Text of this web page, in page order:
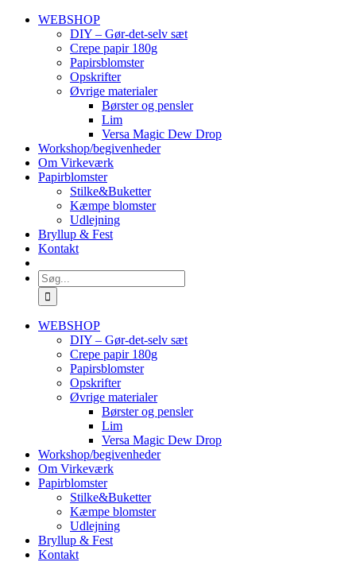
Skip
WEBSHOP
DIY – Gør-det-selv sæt
Crepe papir 180g
Papirsblomster
Opskrifter
Øvrige materialer
Børster og pensler
Lim
Versa Magic Dew Drop
Workshop/begivenheder
Om Virkeværk
Papirblomster
Stilke&Buketter
Kæmpe blomster
Udlejning
Bryllup & Fest
Kontakt
Søg
efter:
WEBSHOP
DIY – Gør-det-selv sæt
Crepe papir 180g
Papirsblomster
Opskrifter
Øvrige materialer
Børster og pensler
Lim
Versa Magic Dew Drop
Workshop/begivenheder
Om Virkeværk
Papirblomster
Stilke&Buketter
Kæmpe blomster
Udlejning
Bryllup & Fest
Kontakt